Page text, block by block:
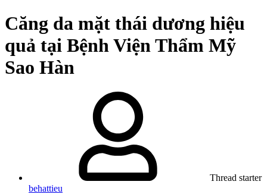
Căng da mặt thái dương hiệu
quả tại Bệnh Viện Thẩm Mỹ
Sao Hàn
Thread starter
behattieu